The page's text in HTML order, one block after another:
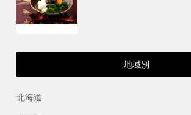
地域別
北海道